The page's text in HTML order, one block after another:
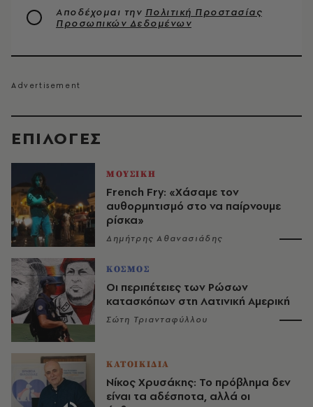
EΠΙΛΟΓΈΣ
ΜΟΥΣΙΚΗ
French Fry: «Χάσαμε τον
αυθορμητισμό στο να παίρνουμε
ρίσκα»
Δημήτρης Αθανασιάδης
ΚΟΣΜΟΣ
Οι περιπέτειες των Ρώσων
κατασκόπων στη Λατινική Αμερική
Σώτη Τριανταφύλλου
ΚΑΤΟΙΚΙΔΙΑ
Νίκος Χρυσάκης: Το πρόβλημα δεν
είναι τα αδέσποτα, αλλά οι
Αποδέχομαι την Πολιτική Προστασίας
Προσωπικών Δεδομένων